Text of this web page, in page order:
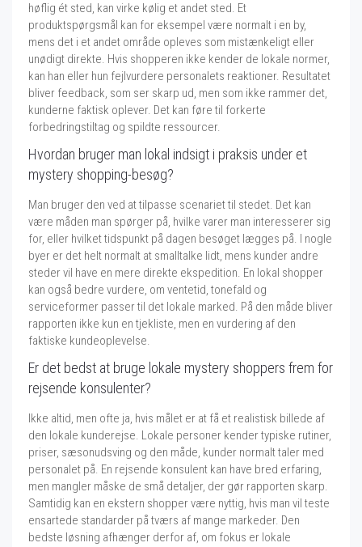
høflig ét sted, kan virke kølig et andet sted. Et
produktspørgsmål kan for eksempel være normalt i en by,
mens det i et andet område opleves som mistænkeligt eller
unødigt direkte. Hvis shopperen ikke kender de lokale normer,
kan han eller hun fejlvurdere personalets reaktioner. Resultatet
bliver feedback, som ser skarp ud, men som ikke rammer det,
kunderne faktisk oplever. Det kan føre til forkerte
forbedringstiltag og spildte ressourcer.
Hvordan bruger man lokal indsigt i praksis under et
mystery shopping-besøg?
Man bruger den ved at tilpasse scenariet til stedet. Det kan
være måden man spørger på, hvilke varer man interesserer sig
for, eller hvilket tidspunkt på dagen besøget lægges på. I nogle
byer er det helt normalt at smalltalke lidt, mens kunder andre
steder vil have en mere direkte ekspedition. En lokal shopper
kan også bedre vurdere, om ventetid, tonefald og
serviceformer passer til det lokale marked. På den måde bliver
rapporten ikke kun en tjekliste, men en vurdering af den
faktiske kundeoplevelse.
Er det bedst at bruge lokale mystery shoppers frem for
rejsende konsulenter?
Ikke altid, men ofte ja, hvis målet er at få et realistisk billede af
den lokale kunderejse. Lokale personer kender typiske rutiner,
priser, sæsonudsving og den måde, kunder normalt taler med
personalet på. En rejsende konsulent kan have bred erfaring,
men mangler måske de små detaljer, der gør rapporten skarp.
Samtidig kan en ekstern shopper være nyttig, hvis man vil teste
ensartede standarder på tværs af mange markeder. Den
bedste løsning afhænger derfor af, om fokus er lokale